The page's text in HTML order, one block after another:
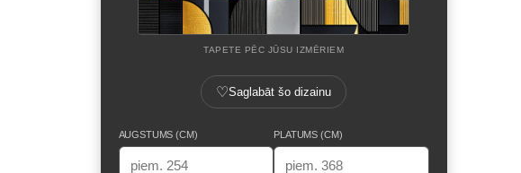
TAPETE PĒC JŪSU IZMĒRIEM
♡Saglabāt šo dizainu
AUGSTUMS (CM) PLATUMS (CM)